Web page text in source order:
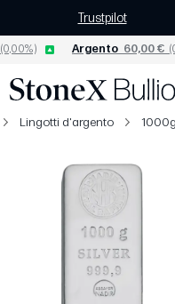
Trustpilot
(0,00%) Argento 60,00 €
Lingotti d'argento 1000g